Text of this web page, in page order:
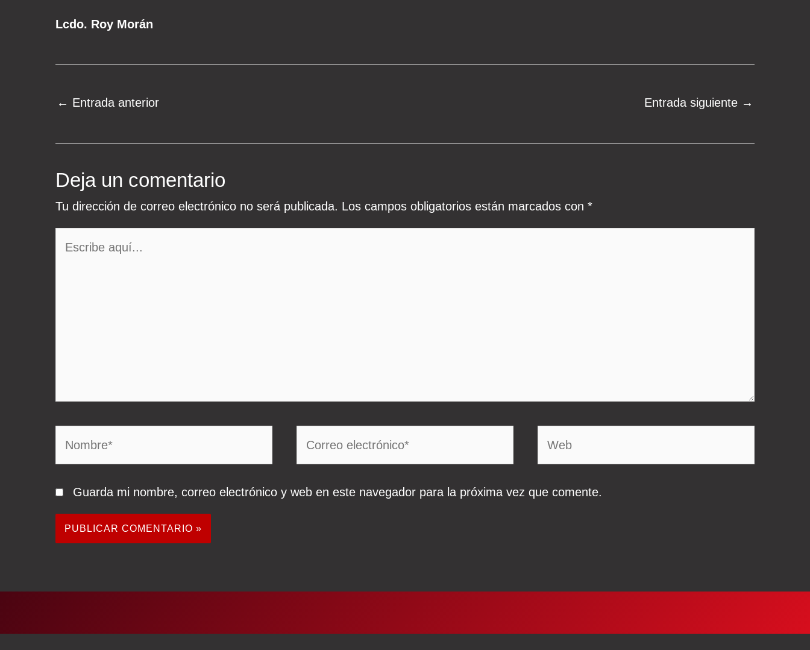
Lcdo. Roy Morán
Navegación
← Entrada anterior Entrada siguiente →
Deja un comentario
Tu dirección de correo electrónico no será publicada. Los campos obligatorios están marcados con *
aquí...
electrónico*
Guarda mi nombre, correo electrónico y web en este navegador para la próxima vez que comente.